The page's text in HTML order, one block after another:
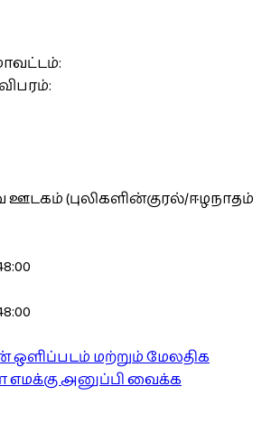
ஊடகம் (புலிகளின்குரல்/ஈழநாதம்
ஒளிப்படம் மற்றும் மேலதிக
அனுப்பி வைக்க